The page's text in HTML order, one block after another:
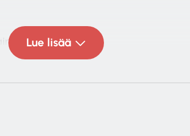
Lue lisää